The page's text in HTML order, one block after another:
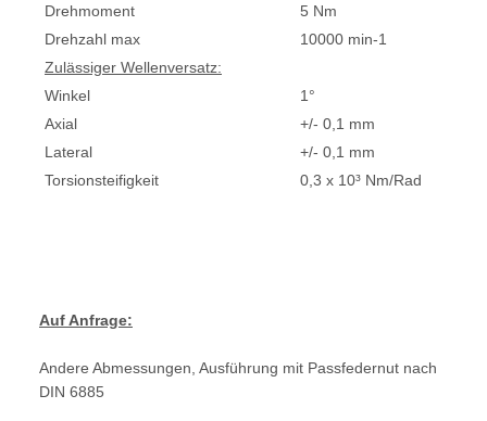
Drehmoment
5 Nm
Drehzahl max
10000 min-1
Zulässiger Wellenversatz:
Winkel
1°
Axial
+/- 0,1 mm
Lateral
+/- 0,1 mm
Torsionsteifigkeit
0,3 x 10³ Nm/Rad
Auf Anfrage:
Andere Abmessungen, Ausführung mit Passfedernut nach
DIN 6885